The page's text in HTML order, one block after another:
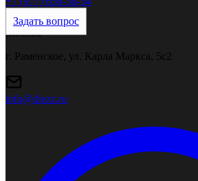
Задать вопрос
Москва
г. Раменское, ул. Карла Маркса, 5с2
info@diezz.ru